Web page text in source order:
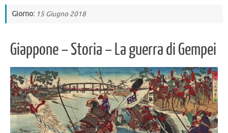
Giorno: 15 Giugno 2018
Giappone – Storia – La guerra di Gempei